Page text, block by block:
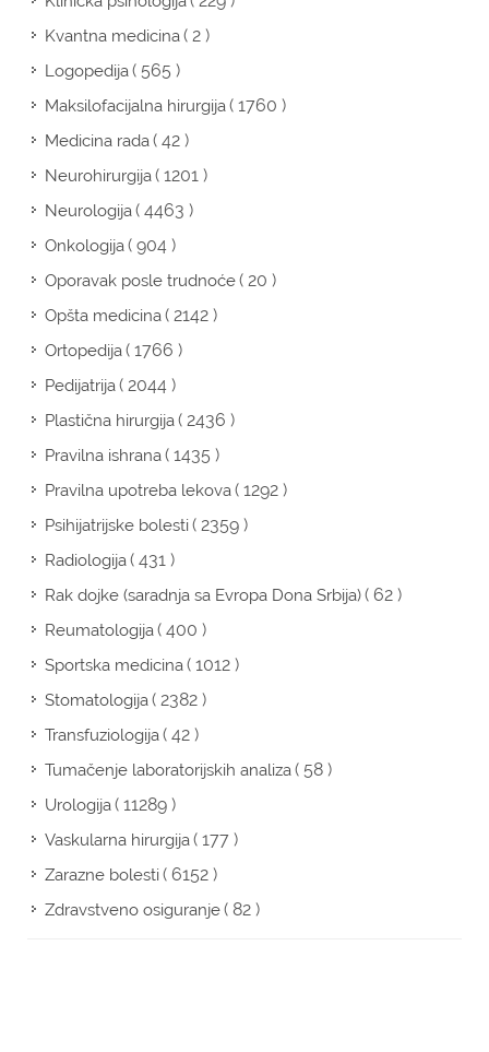
Kvantna medicina( 2 )
Logopedija( 565 )
Maksilofacijalna hirurgija( 1760 )
Medicina rada( 42 )
Neurohirurgija( 1201 )
Neurologija( 4463 )
Onkologija( 904 )
Oporavak posle trudnoće( 20 )
Opšta medicina( 2142 )
Ortopedija( 1766 )
Pedijatrija( 2044 )
Plastična hirurgija( 2436 )
Pravilna ishrana( 1435 )
Pravilna upotreba lekova( 1292 )
Psihijatrijske bolesti( 2359 )
Radiologija( 431 )
Rak dojke (saradnja sa Evropa Dona Srbija)( 62 )
Reumatologija( 400 )
Sportska medicina( 1012 )
Stomatologija( 2382 )
Transfuziologija( 42 )
Tumačenje laboratorijskih analiza( 58 )
Urologija( 11289 )
Vaskularna hirurgija( 177 )
Zarazne bolesti( 6152 )
Zdravstveno osiguranje( 82 )